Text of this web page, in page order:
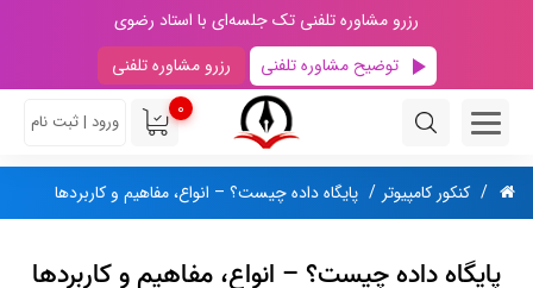
رزرو مشاوره تلفنی تک جلسه‌ای با استاد رضوی
توضیح مشاوره تلفنی
رزرو مشاوره تلفنی
0
ورود | ثبت نام
کنکور کامپیوتر پایگاه داده چیست؟ – انواع، مفاهیم و کاربردها
پایگاه داده چیست؟ – انواع، مفاهیم و کاربردها